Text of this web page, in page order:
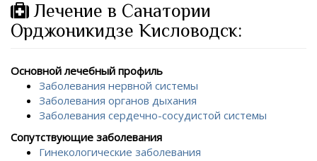
Лечение в Санатории
Орджоникидзе Кисловодск:
Основной лечебный профиль
Заболевания нервной системы
Заболевания органов дыхания
Заболевания сердечно-сосудистой системы
Сопутствующие заболевания
Гинекологические заболевания